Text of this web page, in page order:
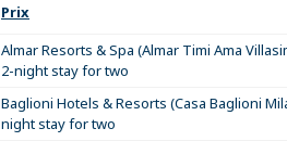
Prix
Almar Resorts & Spa (Almar Timi Ama
2-night stay for two
Baglioni Hotels & Resorts (Casa Baglioni
night stay for two